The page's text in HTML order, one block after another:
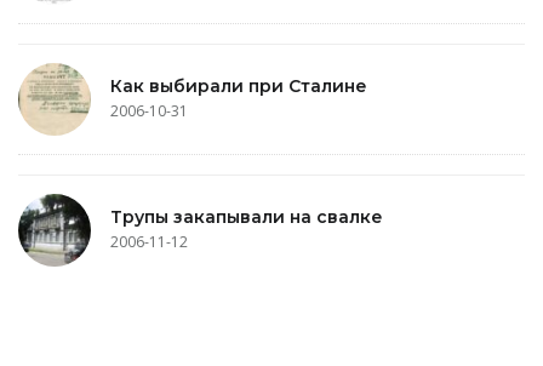
Как выбирали при Сталине
2006-10-31
Трупы закапывали на свалке
2006-11-12